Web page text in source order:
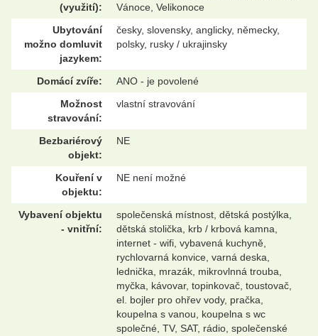
(využití):
Vánoce, Velikonoce
Ubytování
možno domluvit
jazykem:
česky, slovensky, anglicky, německy,
polsky, rusky / ukrajinsky
Domácí zvíře:
ANO - je povolené
Možnost
stravování:
vlastní stravování
Bezbariérový
objekt:
NE
Kouření v
objektu:
NE není možné
Vybavení objektu
- vnitřní:
společenská místnost, dětská postýlka,
dětská stolička, krb / krbová kamna,
internet - wifi, vybavená kuchyně,
rychlovarná konvice, varná deska,
lednička, mrazák, mikrovlnná trouba,
myčka, kávovar, topinkovač, toustovač,
el. bojler pro ohřev vody, pračka,
koupelna s vanou, koupelna s wc
společné, TV, SAT, rádio, společenské